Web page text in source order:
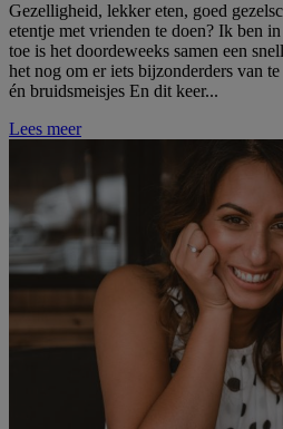
Gezelligheid, lekker eten, goed
etentje met vrienden te doen? Ik ben
toe is het doordeweeks samen een
het nog om er iets bijzonderders van
én bruidsmeisjes En dit keer...
Lees meer